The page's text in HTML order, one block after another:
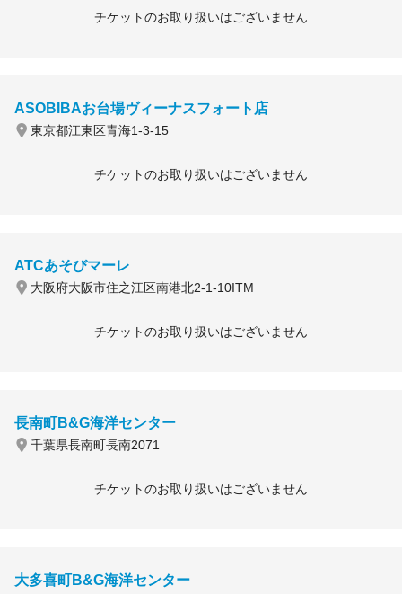
チケットのお取り扱いはございません
ASOBIBAお台場ヴィーナスフォート店
東京都江東区青海1-3-15
チケットのお取り扱いはございません
ATCあそびマーレ
大阪府大阪市住之江区南港北2-1-10ITM
チケットのお取り扱いはございません
長南町B&G海洋センター
千葉県長南町長南2071
チケットのお取り扱いはございません
大多喜町B&G海洋センター